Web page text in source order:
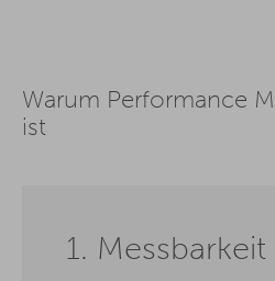
Warum Performance
ist
1. Messbarkeit